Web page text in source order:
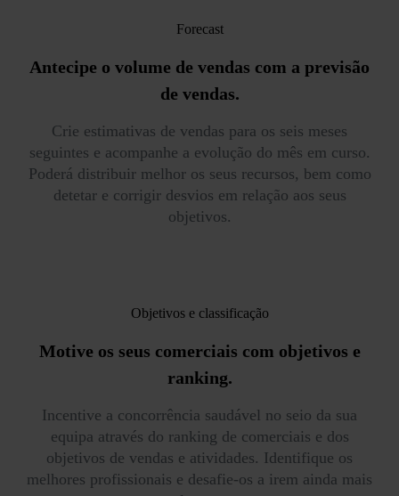
Forecast
Antecipe o volume de vendas com a previsão
de vendas.
Crie estimativas de vendas para os seis meses
seguintes e acompanhe a evolução do mês em curso.
Poderá distribuir melhor os seus recursos, bem como
detetar e corrigir desvios em relação aos seus
objetivos.
Objetivos e classificação
Motive os seus comerciais com objetivos e
ranking.
Incentive a concorrência saudável no seio da sua
equipa através do ranking de comerciais e dos
objetivos de vendas e atividades. Identifique os
melhores profissionais e desafie-os a irem ainda mais